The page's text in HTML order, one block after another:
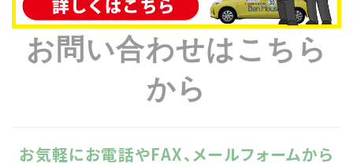
お問い合わせはこちら
から
お気軽にお電話やFAX、メールフォームから